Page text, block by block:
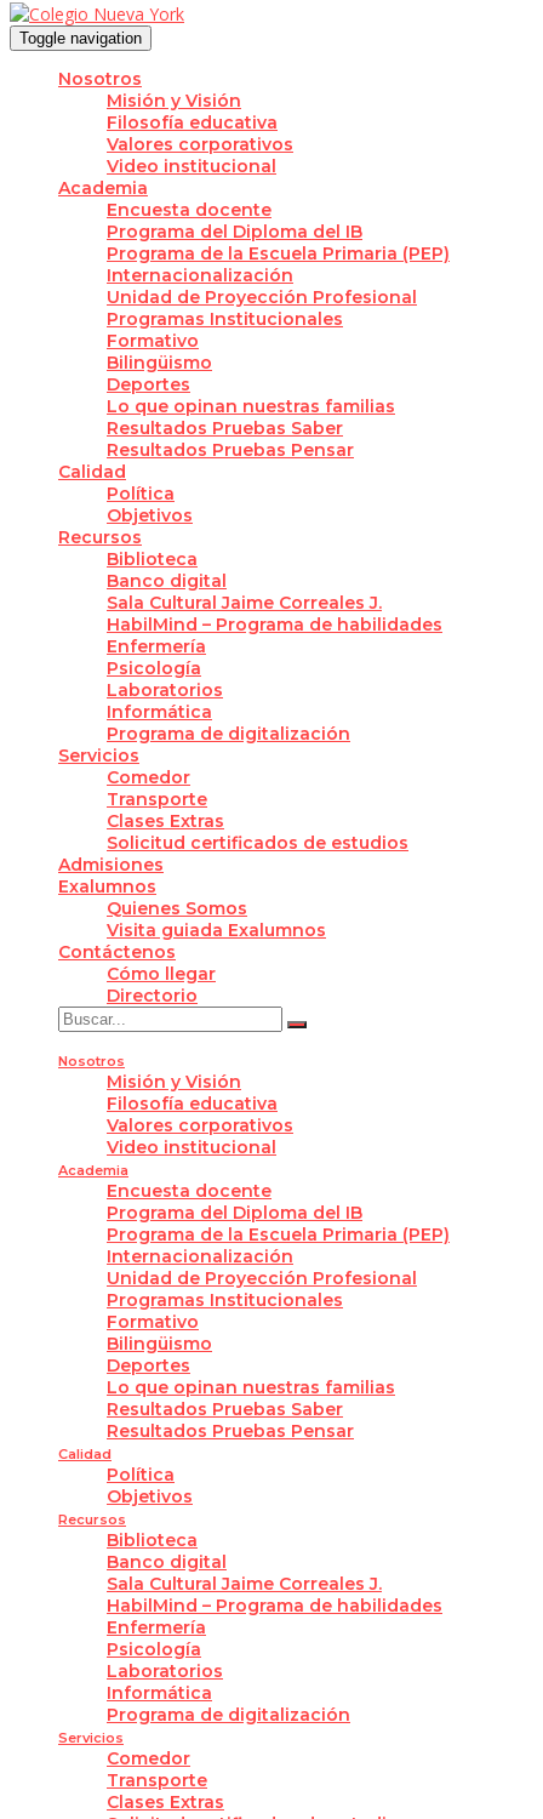
Toggle navigation
Nosotros
Misión y Visión
Filosofía educativa
Valores corporativos
Video institucional
Academia
Encuesta docente
Programa del Diploma del IB
Programa de la Escuela Primaria (PEP)
Internacionalización
Unidad de Proyección Profesional
Programas Institucionales
Formativo
Bilingüismo
Deportes
Lo que opinan nuestras familias
Resultados Pruebas Saber
Resultados Pruebas Pensar
Calidad
Política
Objetivos
Recursos
Biblioteca
Banco digital
Sala Cultural Jaime Correales J.
HabilMind – Programa de habilidades
Enfermería
Psicología
Laboratorios
Informática
Programa de digitalización
Servicios
Comedor
Transporte
Clases Extras
Solicitud certificados de estudios
Admisiones
Exalumnos
Quienes Somos
Visita guiada Exalumnos
Contáctenos
Cómo llegar
Directorio
Nosotros
Misión y Visión
Filosofía educativa
Valores corporativos
Video institucional
Academia
Encuesta docente
Programa del Diploma del IB
Programa de la Escuela Primaria (PEP)
Internacionalización
Unidad de Proyección Profesional
Programas Institucionales
Formativo
Bilingüismo
Deportes
Lo que opinan nuestras familias
Resultados Pruebas Saber
Resultados Pruebas Pensar
Calidad
Política
Objetivos
Recursos
Biblioteca
Banco digital
Sala Cultural Jaime Correales J.
HabilMind – Programa de habilidades
Enfermería
Psicología
Laboratorios
Informática
Programa de digitalización
Servicios
Comedor
Transporte
Clases Extras